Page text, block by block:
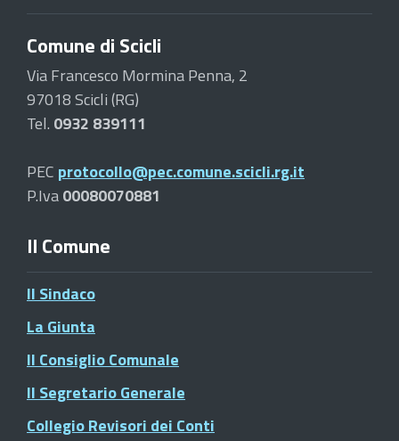
Comune di Scicli
Via Francesco Mormina Penna, 2
97018 Scicli (RG)
Tel. 0932 839111
PEC protocollo@pec.comune.scicli.rg.it
P.Iva00080070881
Il Comune
Il Sindaco
La Giunta
Il Consiglio Comunale
Il Segretario Generale
Collegio Revisori dei Conti